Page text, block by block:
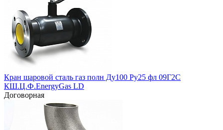
Кран шаровой сталь газ полн Ду100 Ру25 фл 09Г2С
КШ.Ц.Ф.EnergyGas LD
Договорная